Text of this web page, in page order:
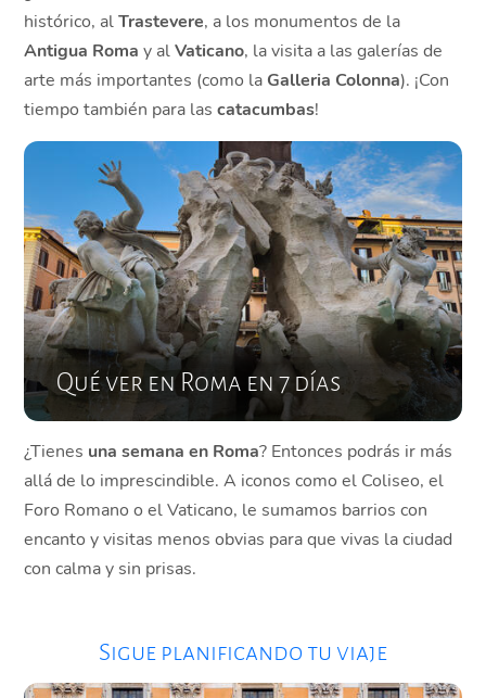
histórico, alTrastevere, a los monumentos de la
Antigua Roma y alVaticano, la visita a las galerías de
arte más importantes (como la Galleria Colonna). ¡Con
tiempo también para lascatacumbas!
Qué ver en Roma en 7 días
¿Tienes una semana en Roma? Entonces podrás ir más
allá de lo imprescindible. A iconos como el Coliseo, el
Foro Romano o el Vaticano, le sumamos barrios con
encanto y visitas menos obvias para que vivas la ciudad
con calma y sin prisas.
Sigue planificando tu viaje